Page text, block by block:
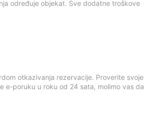
određuje objekat. Sve dodatne troškove
otkazivanja rezervacije. Proverite svoje
e-poruku u roku od 24 sata, molimo vas da